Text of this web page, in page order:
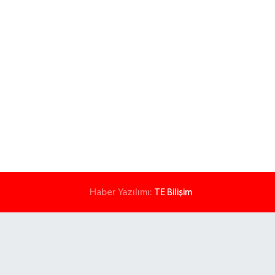
Haber Yazılımı: TE Bilişim